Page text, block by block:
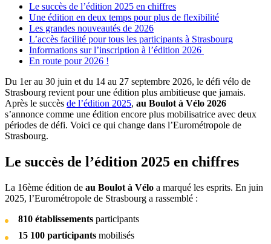
Le succès de l’édition 2025 en chiffres
Une édition en deux temps pour plus de flexibilité
Les grandes nouveautés de 2026
L’accès facilité pour tous les participants à Strasbourg
Informations sur l’inscription à l’édition 2026
En route pour 2026 !
Du 1er au 30 juin et du 14 au 27 septembre 2026, le défi vélo de
Strasbourg revient pour une édition plus ambitieuse que jamais.
Après le succès de l’édition 2025, au Boulot à Vélo 2026
s’annonce comme une édition encore plus mobilisatrice avec deux
périodes de défi. Voici ce qui change dans l’Eurométropole de
Strasbourg.
Le succès de l’édition 2025 en chiffres
La 16ème édition de au Boulot à Vélo a marqué les esprits. En juin
2025, l’Eurométropole de Strasbourg a rassemblé :
810 établissements participants
15 100 participants mobilisés